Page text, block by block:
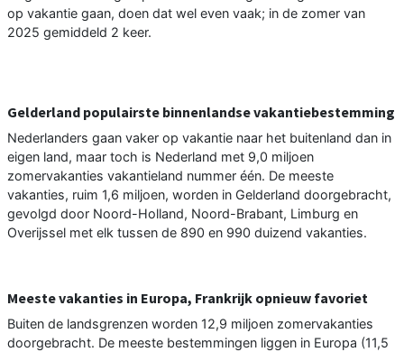
op vakantie gaan, doen dat wel even vaak; in de zomer van
2025 gemiddeld 2 keer.
Gelderland populairste binnenlandse vakantiebestemming
Nederlanders gaan vaker op vakantie naar het buitenland dan in
eigen land, maar toch is Nederland met 9,0 miljoen
zomervakanties vakantieland nummer één. De meeste
vakanties, ruim 1,6 miljoen, worden in Gelderland doorgebracht,
gevolgd door Noord-Holland, Noord-Brabant, Limburg en
Overijssel met elk tussen de 890 en 990 duizend vakanties.
Meeste vakanties in Europa, Frankrijk opnieuw favoriet
Buiten de landsgrenzen worden 12,9 miljoen zomervakanties
doorgebracht. De meeste bestemmingen liggen in Europa (11,5